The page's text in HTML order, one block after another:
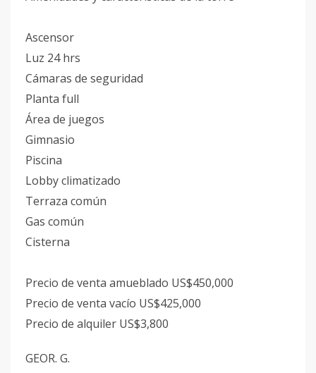
Ascensor
Luz 24 hrs
Cámaras de seguridad
Planta full
Área de juegos
Gimnasio
Piscina
Lobby climatizado
Terraza común
Gas común
Cisterna
Precio de venta amueblado US$450,000
Precio de venta vacío US$425,000
Precio de alquiler US$3,800
GEOR. G.